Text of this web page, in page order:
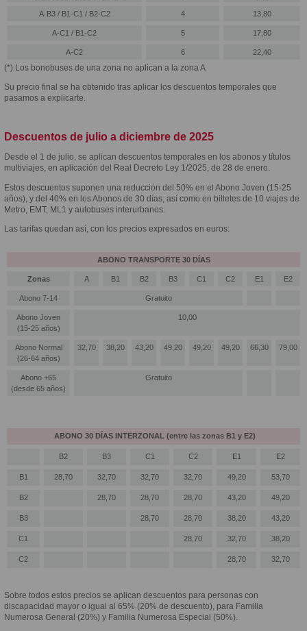
A-B3 / B1-C1 / B2-C2 4 13,80
A-C1 / B1-C2 5 17,80
A-C2 6 22,40
(*) Los bonobuses de una zona no aplican a la zona A
Su precio final se ha obtenido tras aplicar los descuentos temporales que
pasamos a explicarte.
Descuentos de julio a diciembre de 2025
Desde el 1 de julio, se aplican descuentos temporales en los abonos y títulos
multiviajes, en aplicación del Real Decreto Ley 1/2025, de 28 de enero.
Estos descuentos suponen una reducción del 50% en el Abono Joven (15-25
años), y del 40% en los Abonos de 30 días, así como en billetes de 10 viajes de
Metro, EMT, ML1 y autobuses interurbanos.
Las tarifas quedan así, con los precios expresados en euros:
ABONO TRANSPORTE 30 DÍAS
Zonas A B1 B2 B3 C1 C2 E1 E2
Abono 7-14 Gratuito
Abono Joven
(15-25 años)
10,00
Abono Normal
(26-64 años)
32,70 38,20 43,20 49,20 49,20 49,20 66,30 79,00
Abono +65
(desde 65 años)
Gratuito
ABONO 30 DÍAS INTERZONAL (entre las zonas B1 y E2)
B2 B3 C1 C2 E1 E2
B1 28,70 32,70 32,70 32,70 49,20 53,70
B2 28,70 28,70 28,70 43,20 49,20
B3 28,70 28,70 38,20 43,20
C1 28,70 32,70 38,20
C2 28,70 32,70
Sobre todos estos precios se aplican descuentos para personas con
discapacidad mayor o igual al 65% (20% de descuento), para Familia
Numerosa General (20%) y Familia Numerosa Especial (50%).